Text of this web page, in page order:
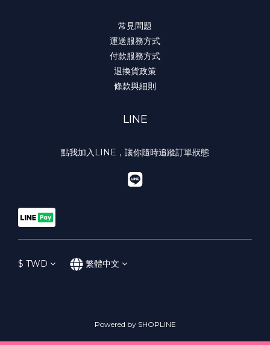
常見問題
運送服務方式
付款服務方式
退換貨政策
條款與細則
LINE
點我加入LINE，讓你隨時追蹤訂單狀態
$ TWD 繁體中文
Powered by SHOPLINE